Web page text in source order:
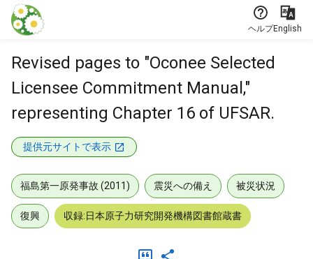
本文に飛ぶ
ヘルプEnglish
Revised pages to "Oconee Selected
Licensee Commitment Manual,"
representing Chapter 16 of UFSAR.
提供元サイトで表示
福島第一原発事故 (2011) 震災への備え 被災状況
復興 収録:日本原子力研究開発機構図書館蔵書